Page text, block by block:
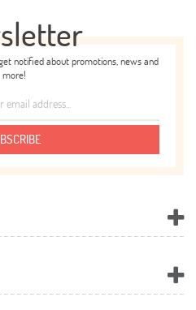
notified about promotions, news and
more!